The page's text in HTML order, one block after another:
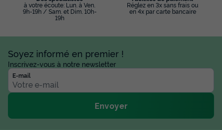
à votre écoute: Lun. à Ven.
9h-19h / Sam. et Dim. 10h-
19h
Réglez en 3x sans frais ou
en 4x par carte bancaire
Soyez informé en premier !
Inscrivez-vous à notre newsletter
E-mail
Envoyer